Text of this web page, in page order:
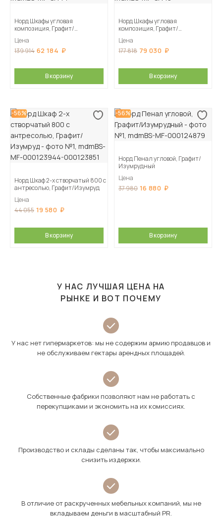
Норд Шкафы угловая
композиция, Графит/
Цена
139 914 62 184
В корзину
Норд Шкафы угловая
композиция, Графит/
Цена
177 818 79 030
В корзину
-56%
Норд Шкаф 2-х створчатый 800 с
антресолью, Графит/Изумруд
Цена
44 055 19 580
В корзину
-56%
Норд Пенал угловой, Графит/
Изумрудный
Цена
37 980 16 880
В корзину
У НАС ЛУЧШАЯ ЦЕНА НА
РЫНКЕ И ВОТ ПОЧЕМУ
У нас нет гипермаркетов: мы не содержим армию продавцов и
не обслуживаем гектары арендных площадей.
Собственные фабрики позволяют нам не работать с
перекупщиками и экономить на их комиссиях.
Производство и склады сделаны так, чтобы максимально
снизить издержки.
В отличие от раскрученных мебельных компаний, мы не
вкладываем деньги в масштабный PR.